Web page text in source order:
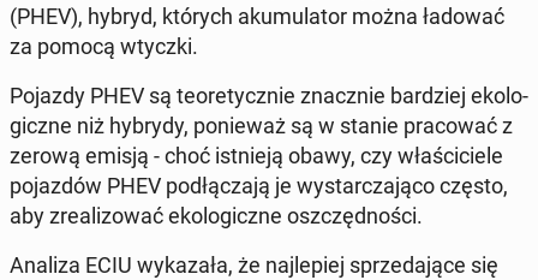
(PHEV), hybryd, których aku­mu­la­tor można ładować
za pomocą wtyczki.
Pojazdy PHEV są teo­re­tycz­nie znacz­nie bar­dziej eko­lo­
gicz­ne niż hybrydy, po­nie­waż są w stanie pra­co­wać z
zerową emisją - choć ist­nie­ją obawy, czy wła­ści­cie­le
po­jaz­dów PHEV pod­łą­cza­ją je wy­star­cza­ją­co często,
aby zre­ali­zo­wać eko­lo­gicz­ne oszczęd­no­ści.
Analiza ECIU wy­ka­za­ła, że naj­le­piej sprze­da­ją­ce się